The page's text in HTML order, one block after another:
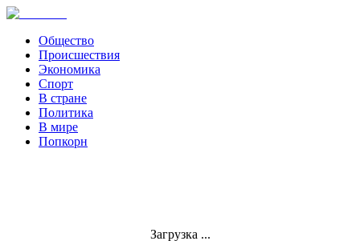
Общество
Происшествия
Экономика
Спорт
В стране
Политика
В мире
Попкорн
Загрузка ...